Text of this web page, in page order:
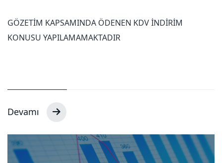
GÖZETİM KAPSAMINDA ÖDENEN KDV İNDİRİM
KONUSU YAPILAMAMAKTADIR
Devamı